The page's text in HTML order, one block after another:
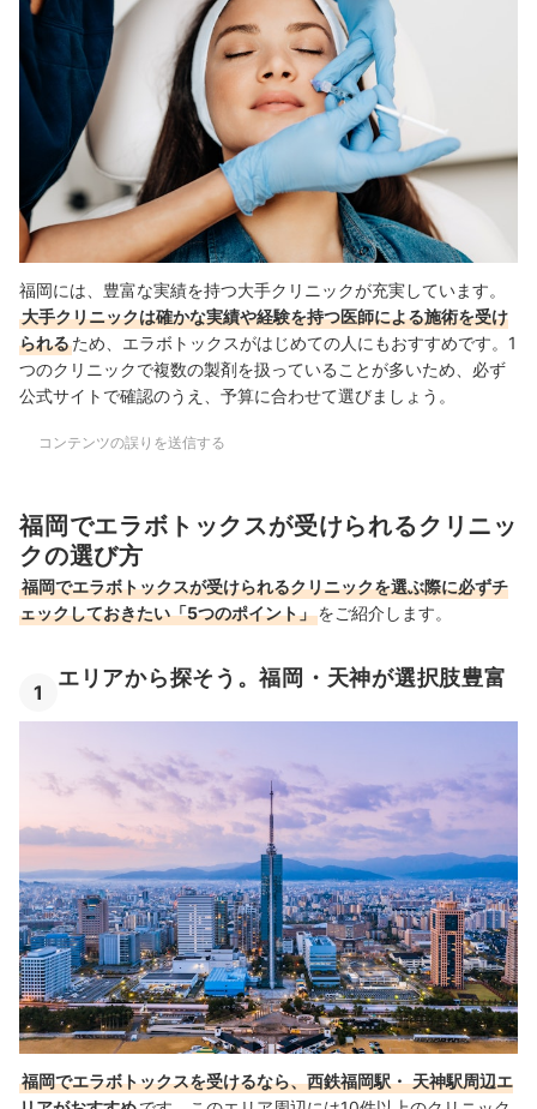
福岡には、豊富な実績を持つ大手クリニックが充実しています。
大手クリニックは確かな実績や経験を持つ医師による施術を受け
られるため、エラボトックスがはじめての人にもおすすめです。 1
つのクリニックで複数の製剤を扱っていることが多いため、必ず
公式サイトで確認のうえ、予算に合わせて選びましょう。
コンテンツの誤りを送信する
福岡でエラボトックスが受けられるクリニッ
クの選び方
福岡でエラボトックスが受けられるクリニックを選ぶ際に必ずチ
ェックしておきたい「5つのポイント」をご紹介します。
1
エリアから探そう。福岡・天神が選択肢豊富
福岡でエラボトックスを受けるなら、西鉄福岡駅・ 天神駅周辺エ